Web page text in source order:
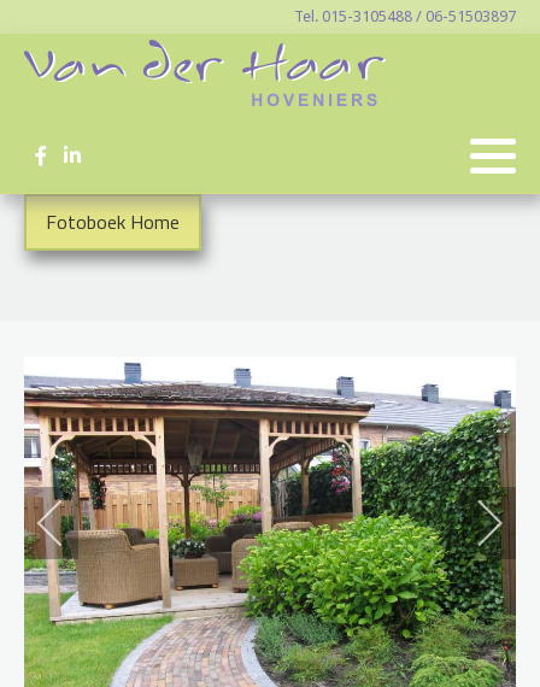
Tel. 015-3105488 / 06-51503897
Fotoboek Home